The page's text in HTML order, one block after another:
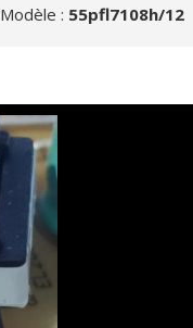
Modèle : 55pfl7108h/12